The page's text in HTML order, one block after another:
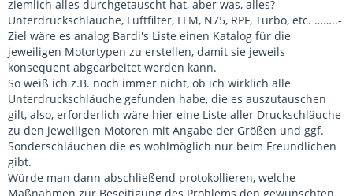
ziemlich alles durchgetauscht hat, aber was, alles?–
Unterdruckschläuche, Luftfilter, LLM, N75, RPF, Turbo, etc. ……..-
Ziel wäre es analog Bardi's Liste einen Katalog für die
jeweiligen Motortypen zu erstellen, damit sie jeweils
konsequent abgearbeitet werden kann.
So weiß ich z.B. noch immer nicht, ob ich wirklich alle
Unterdruckschläuche gefunden habe, die es auszutauschen
gilt, also, erforderlich wäre hier eine Liste aller Druckschläuche
zu den jeweiligen Motoren mit Angabe der Größen und ggf.
Sonderschläuchen die es wohlmöglich nur beim Freundlichen
gibt.
Würde man dann abschließend protokollieren, welche